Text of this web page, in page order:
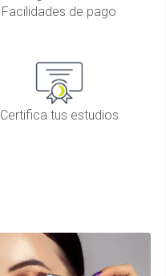
Facilidades de pago
Certifica tus estudios